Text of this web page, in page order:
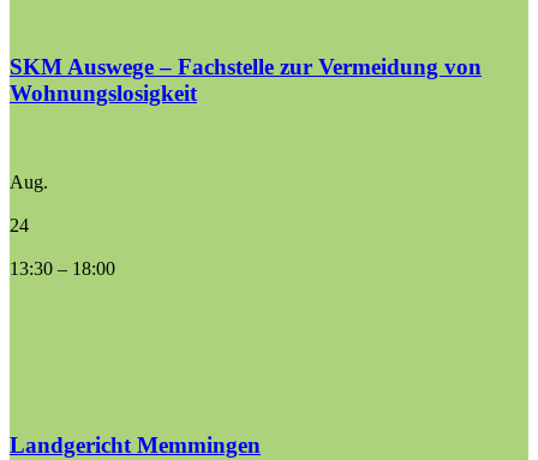
SKM Auswege – Fachstelle zur Vermeidung von
Wohnungslosigkeit
Aug.
24
13:30 – 18:00
Landgericht Memmingen